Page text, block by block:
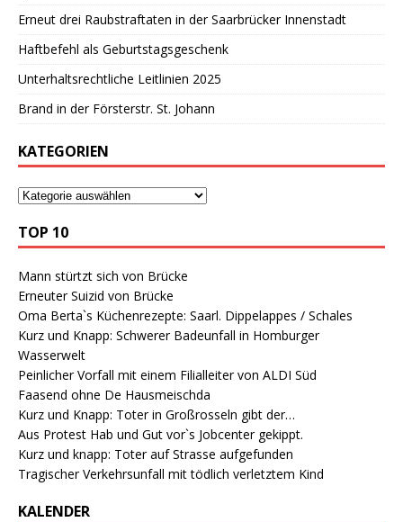
Erneut drei Raubstraftaten in der Saarbrücker Innenstadt
Haftbefehl als Geburtstagsgeschenk
Unterhaltsrechtliche Leitlinien 2025
Brand in der Försterstr. St. Johann
KATEGORIEN
TOP 10
Mann stürtzt sich von Brücke
Erneuter Suizid von Brücke
Oma Berta`s Küchenrezepte: Saarl. Dippelappes / Schales
Kurz und Knapp: Schwerer Badeunfall in Homburger
Wasserwelt
Peinlicher Vorfall mit einem Filialleiter von ALDI Süd
Faasend ohne De Hausmeischda
Kurz und Knapp: Toter in Großrosseln gibt der…
Aus Protest Hab und Gut vor`s Jobcenter gekippt.
Kurz und knapp: Toter auf Strasse aufgefunden
Tragischer Verkehrsunfall mit tödlich verletztem Kind
KALENDER